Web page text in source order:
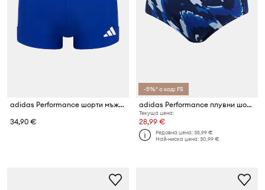
adidas Performance шорти мъжки Three Stripes
34,90 €
-5%* с код: FS
adidas Performance плувни шорти мъжки
Текуща цена:
28,99 €
Редовна цена:35,99 €
Най-ниска цена:30,99 €